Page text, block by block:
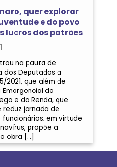
quer explorar
e do povo
lucros dos patrões
na pauta de
dos Deputados a
2021, que além de
de
e da Renda, que
jornada de
em virtude
propõe a
obra […]